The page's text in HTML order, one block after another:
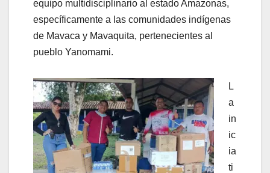
equipo multidisciplinario al estado Amazonas,
específicamente a las comunidades indígenas
de Mavaca y Mavaquita, pertenecientes al
pueblo Yanomami.
L
a
in
ic
ia
ti